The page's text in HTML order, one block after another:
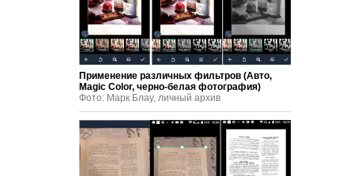
Применение различных фильтров (Авто,
Magic Color, черно-белая фотография)
Фото: Марк Блау, личный архив